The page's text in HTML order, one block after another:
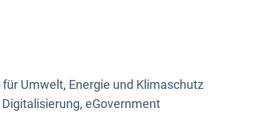
Umwelt, Energie und Klimaschutz
eGovernment